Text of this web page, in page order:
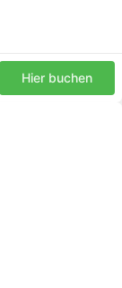
Hier buchen